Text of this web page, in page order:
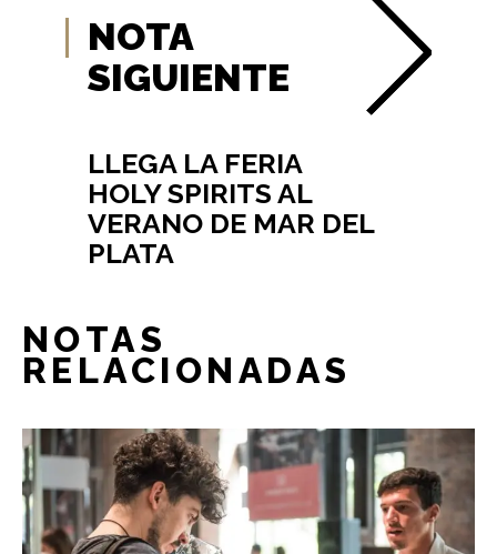
NOTA
SIGUIENTE
LLEGA LA FERIA
HOLY SPIRITS AL
VERANO DE MAR DEL
PLATA
NOTAS
RELACIONADAS